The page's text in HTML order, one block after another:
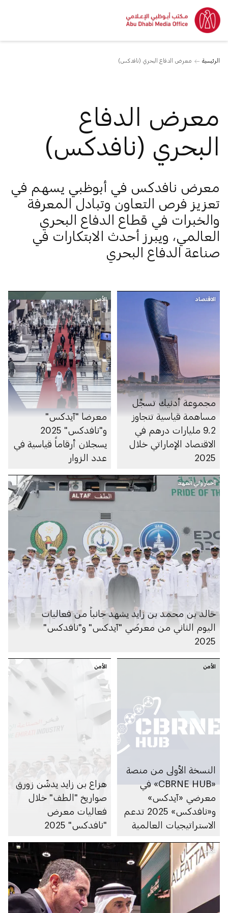
الرئيسية معرض الدفاع البحري (نافدكس)
معرض الدفاع
البحري (نافدكس)
معرض نافدكس في أبوظبي يسهم في
تعزيز فرص التعاون وتبادل المعرفة
والخبرات في قطاع الدفاع البحري
العالمي، ويبرز أحدث الابتكارات في
صناعة الدفاع البحري
الاقتصاد
مجموعة أدنيك تسجِّل
مساهمة قياسية تتجاوز
9.2 مليارات درهم في
الاقتصاد الإماراتي خلال
2025
الأمن
معرضا "آيدكس"
و"نافدكس" 2025
يسجلان أرقاماً قياسية في
عدد الزوار
أخبار ولي العهد
خالد بن محمد بن زايد يشهد جانباً من فعاليات
اليوم الثاني من معرضَي "آيدكس" و"نافدكس"
2025
الأمن
النسخة الأولى من منصة
«CBRNE HUB» في
معرضي «آيدكس»
و«نافدكس» 2025 تدعم
الاستراتيجيات العالمية
الكيميائية والبيولوجية
والإشعاعية والنووية
والمتفجرات
الأمن
هزاع بن زايد يدشّن زورق
صواريخ "الطف" خلال
فعاليات معرض
"نافدكس" 2025
الأمن